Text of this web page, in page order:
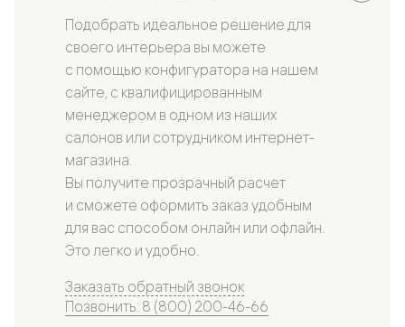
Подобрать идеальное решение для
своего интерьера вы можете
с помощью конфигуратора на нашем
сайте, с квалифицированным
менеджером в одном из наших
салонов или сотрудником интернет-
магазина.
Вы получите прозрачный расчет
и сможете оформить заказ удобным
для вас способом онлайн или офлайн.
Это легко и удобно.
Заказать обратный звонок
Позвонить: 8 (800) 200-46-66